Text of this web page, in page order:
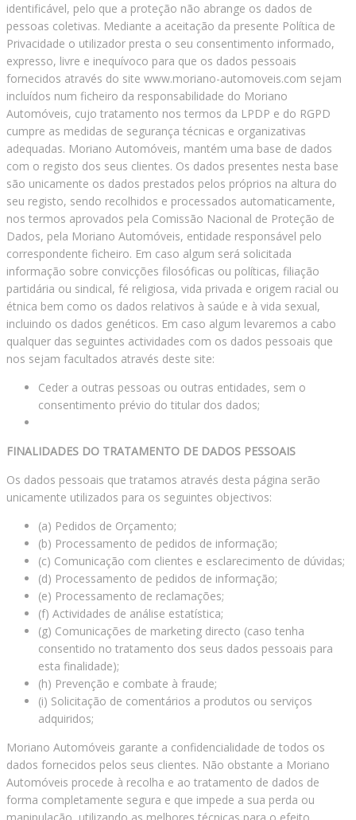
identificável, pelo que a proteção não abrange os dados de
pessoas coletivas. Mediante a aceitação da presente Política de
Privacidade o utilizador presta o seu consentimento informado,
expresso, livre e inequívoco para que os dados pessoais
fornecidos através do site www.moriano-automoveis.com sejam
incluídos num ficheiro da responsabilidade do Moriano
Automóveis, cujo tratamento nos termos da LPDP e do RGPD
cumpre as medidas de segurança técnicas e organizativas
adequadas. Moriano Automóveis, mantém uma base de dados
com o registo dos seus clientes. Os dados presentes nesta base
são unicamente os dados prestados pelos próprios na altura do
seu registo, sendo recolhidos e processados automaticamente,
nos termos aprovados pela Comissão Nacional de Proteção de
Dados, pela Moriano Automóveis, entidade responsável pelo
correspondente ficheiro. Em caso algum será solicitada
informação sobre convicções filosóficas ou políticas, filiação
partidária ou sindical, fé religiosa, vida privada e origem racial ou
étnica bem como os dados relativos à saúde e à vida sexual,
incluindo os dados genéticos. Em caso algum levaremos a cabo
qualquer das seguintes actividades com os dados pessoais que
nos sejam facultados através deste site:
Ceder a outras pessoas ou outras entidades, sem o
consentimento prévio do titular dos dados;
FINALIDADES DO TRATAMENTO DE DADOS PESSOAIS
Os dados pessoais que tratamos através desta página serão
unicamente utilizados para os seguintes objectivos:
(a) Pedidos de Orçamento;
(b) Processamento de pedidos de informação;
(c) Comunicação com clientes e esclarecimento de dúvidas;
(d) Processamento de pedidos de informação;
(e) Processamento de reclamações;
(f) Actividades de análise estatística;
(g) Comunicações de marketing directo (caso tenha
consentido no tratamento dos seus dados pessoais para
esta finalidade);
(h) Prevenção e combate à fraude;
(i) Solicitação de comentários a produtos ou serviços
adquiridos;
Moriano Automóveis garante a confidencialidade de todos os
dados fornecidos pelos seus clientes. Não obstante a Moriano
Automóveis procede à recolha e ao tratamento de dados de
forma completamente segura e que impede a sua perda ou